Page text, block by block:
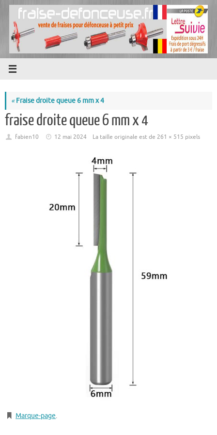
Passer
contenu
«Fraise droite queue 6 mm x 4
fraise droite queue 6 mm x 4
fabien10 12 mai 2024 La taille originale est de 261 × 515 pixels
Marque-page.